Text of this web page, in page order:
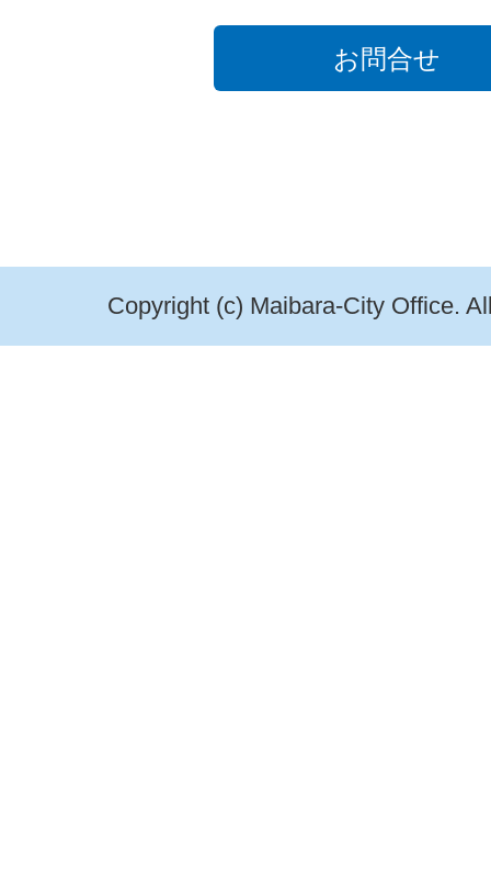
お問合せ
Copyright (c) Maibara-City Office.